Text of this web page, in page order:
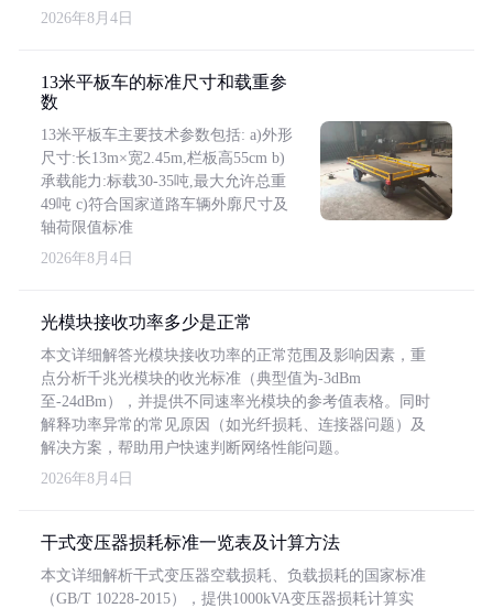
2026年8月4日
13米平板车的标准尺寸和载重参
数
13米平板车主要技术参数包括: a)外形
尺寸:长13m×宽2.45m,栏板高55cm b)
承载能力:标载30-35吨,最大允许总重
49吨 c)符合国家道路车辆外廓尺寸及
轴荷限值标准
2026年8月4日
光模块接收功率多少是正常
本文详细解答光模块接收功率的正常范围及影响因素，重
点分析千兆光模块的收光标准（典型值为-3dBm
至-24dBm），并提供不同速率光模块的参考值表格。同时
解释功率异常的常见原因（如光纤损耗、连接器问题）及
解决方案，帮助用户快速判断网络性能问题。
2026年8月4日
干式变压器损耗标准一览表及计算方法
本文详细解析干式变压器空载损耗、负载损耗的国家标准
（GB/T 10228-2015），提供1000kVA变压器损耗计算实